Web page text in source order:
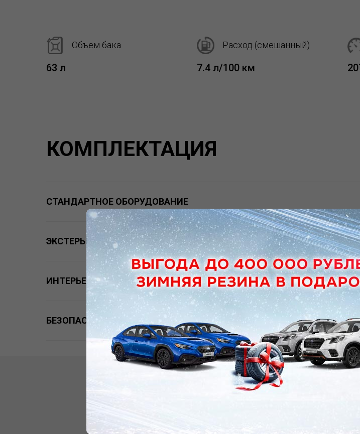
Объем бака
63 л
Расход (смешанный)
7.4 л/100 км
КОМПЛЕКТАЦИЯ
СТАНДАРТНОЕ ОБОРУДОВАНИЕ
ЭКСТЕРЬЕР
ИНТЕРЬЕР/КОМФОРТ
БЕЗОПАСНОСТЬ
Кредит на
Рассчитайте